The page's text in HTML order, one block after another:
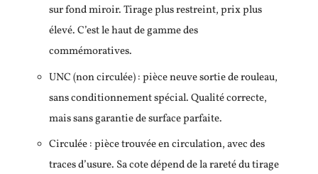
sur fond miroir. Tirage plus restreint, prix plus
élevé. C’est le haut de gamme des
commémoratives.
UNC (non circulée) : pièce neuve sortie de rouleau,
sans conditionnement spécial. Qualité correcte,
mais sans garantie de surface parfaite.
Circulée : pièce trouvée en circulation, avec des
traces d’usure. Sa cote dépend de la rareté du tirage